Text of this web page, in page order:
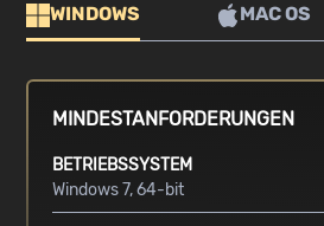
WINDOWS MAC OS
MINDESTANFORDERUNGEN
BETRIEBSSYSTEM
Windows 7, 64-bit